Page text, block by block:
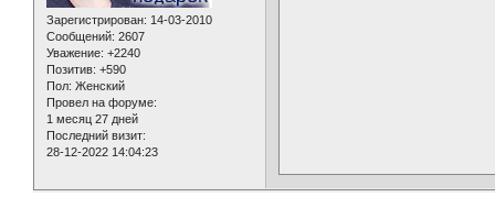
Зарегистрирован: 14-03-2010
Сообщений: 2607
Уважение: +2240
Позитив: +590
Пол: Женский
Провел на форуме:
1 месяц 27 дней
Последний визит:
28-12-2022 14:04:23